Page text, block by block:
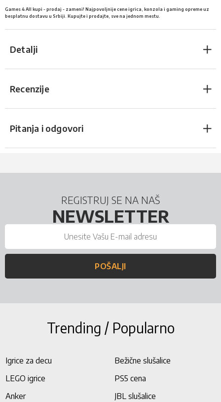
Games 4 All kupi - prodaj - zameni! Najpovoljnije cene igrica, konzola i gaming opreme uz
besplatnu dostavu u Srbiji. Kupujte i prodajte, sve na jednom mestu.
Detalji
Recenzije
Pitanja i odgovori
REGISTRUJ SE NA NAŠ
NEWSLETTER
POŠALJI
Trending / Popularno
Igrice za decu
Bežične slušalice
LEGO igrice
PS5 cena
Anker
JBL slušalice